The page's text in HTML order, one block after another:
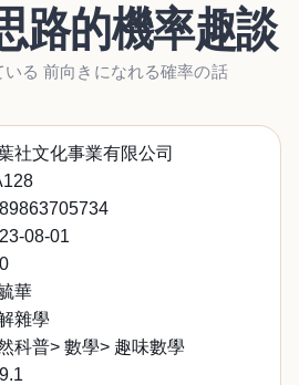
路的機率趣談
る 前向きになれる確率の話
社文化事業有限公司
08-01
華
雜學
科普> 數學> 趣味數學